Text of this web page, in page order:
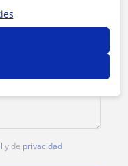
y de privacidad